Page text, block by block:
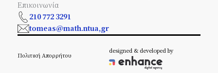
Επικοινωνία
210 772 3291
tomeas@math.ntua,gr
Πολιτική Απορρήτου
designed & developed by